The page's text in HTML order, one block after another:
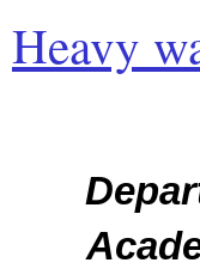
Heavy